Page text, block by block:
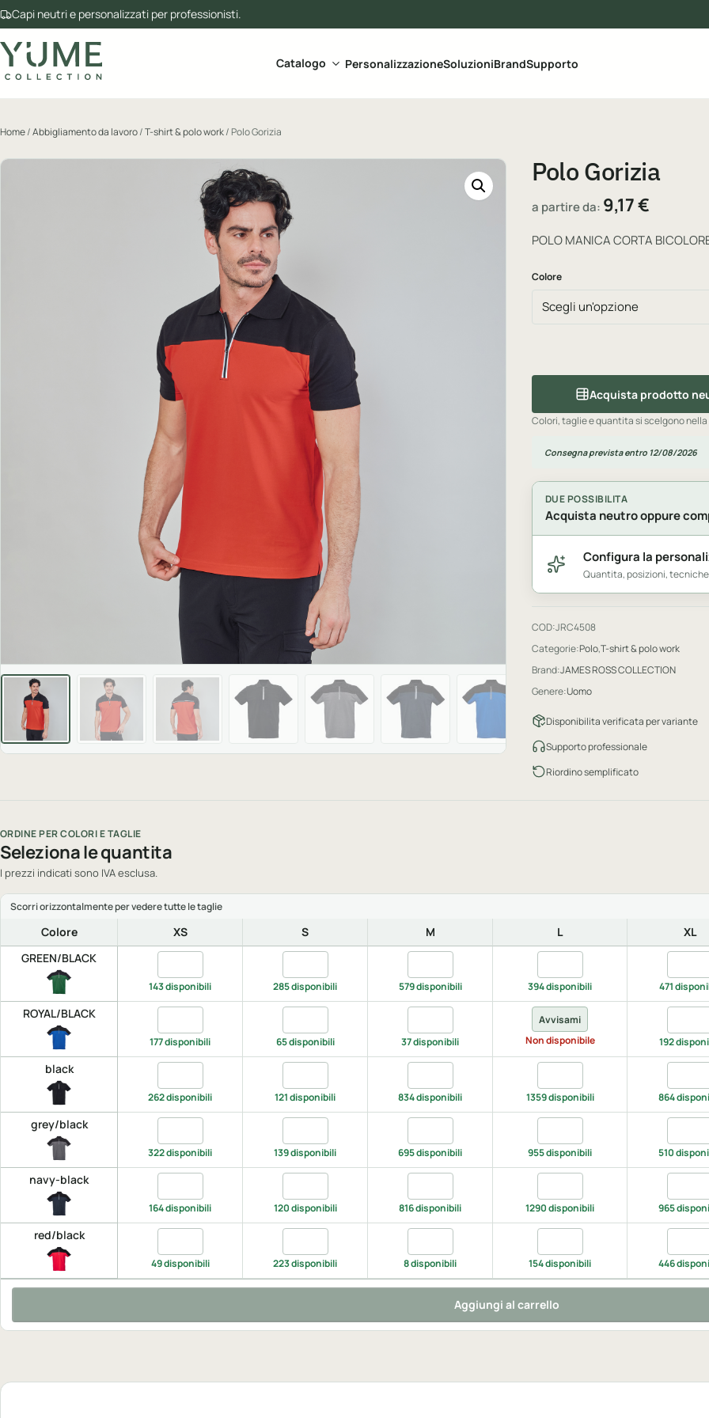
Capi neutri e personalizzati per professionisti.
Catalogo Apri le categorie del catalogo
PersonalizzazioneSoluzioniBrandSupporto
Home/Abbigliamento da lavoro/T-shirt & polo work/ Polo Gorizia
Polo Gorizia
a partire da: 9,17€
POLO MANICA CORTA
Colore
Acquista prodotto
Colori, taglie e quantita si scelgono
Consegna prevista entro 12/08/2026
DUE POSSIBILITA
Acquista neutro oppure
Configura la
Quantita, posizioni,
COD:JRC4508
Categorie:Polo,T-shirt & polo work
Brand:JAMES ROSS COLLECTION
Genere:Uomo
Disponibilita verificata per variante
Supporto professionale
Riordino semplificato
ORDINE PER COLORI E TAGLIE
Seleziona le quantita
I prezzi indicati sono IVA esclusa.
Colore XS S M L XL
GREEN/BLACK
143 disponibili 285 disponibili 579 disponibili 394 disponibili 471
ROYAL/BLACK
177 disponibili 65 disponibili
Quantita ROYAL/BLACK, M
37 disponibili
Avvisami
Non disponibile
192
black
262 disponibili 121 disponibili 834 disponibili 1359 disponibili 864
grey/black
322 disponibili 139 disponibili 695 disponibili 955 disponibili 510
navy-black
164 disponibili 120 disponibili 816 disponibili 1290 disponibili 965
red/black
49 disponibili 223 disponibili 8 disponibili 154 disponibili 446
Aggiungi al carrello